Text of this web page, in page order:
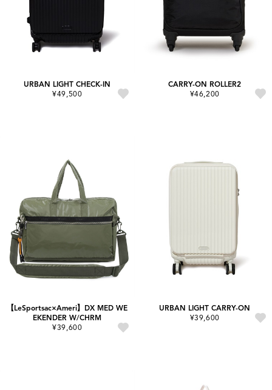
URBAN LIGHT CHECK-IN
¥49,500
CARRY-ON ROLLER2
¥46,200
【LeSportsac×Ameri】DX MED WE
EKENDER W/CHRM
¥39,600
URBAN LIGHT CARRY-ON
¥39,600